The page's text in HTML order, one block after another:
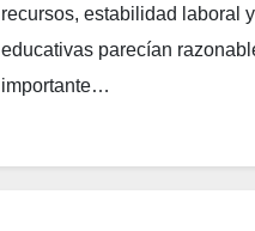
recursos, estabilidad laboral
educativas parecían
importante…